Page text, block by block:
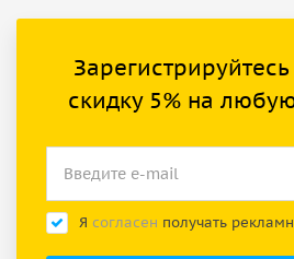
скидку 5% на
Я согласен получать